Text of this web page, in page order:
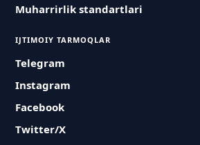
Muharrirlik standartlari
IJTIMOIY TARMOQLAR
Telegram
Instagram
Facebook
Twitter/X